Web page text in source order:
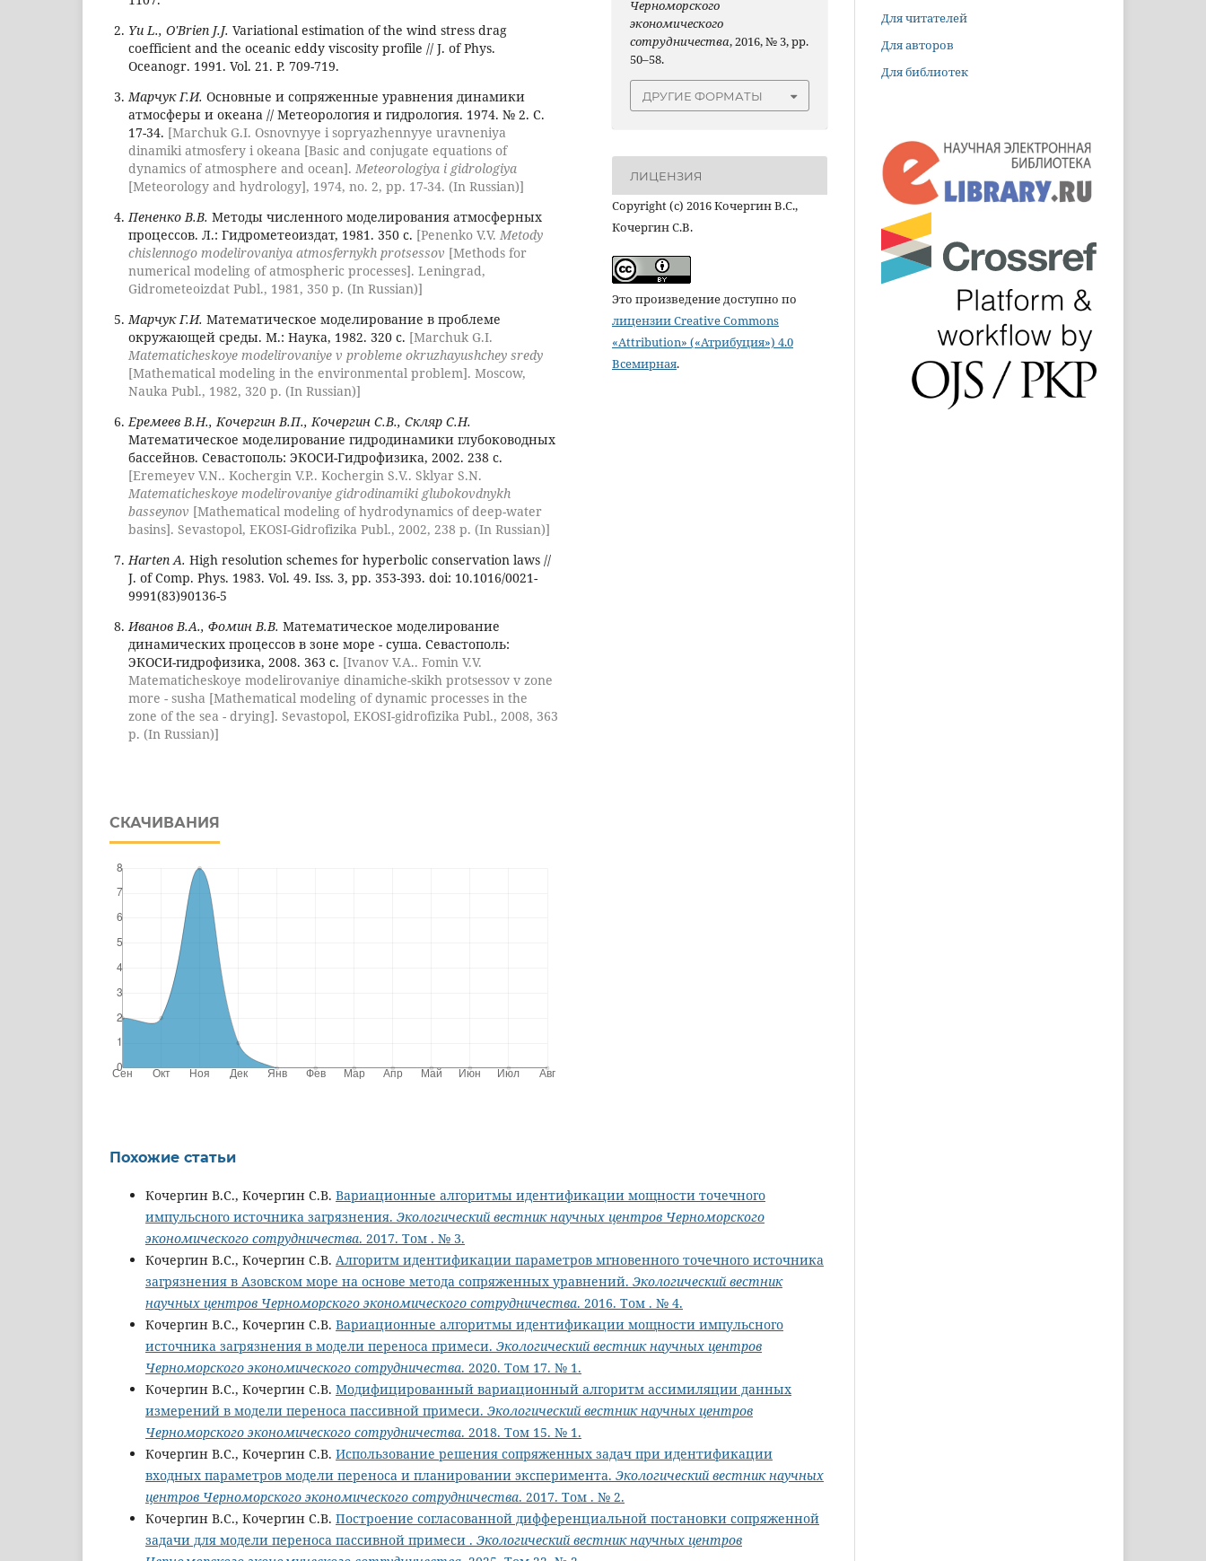
Yu L., O'Brien J.J. Variational estimation of the wind stress drag
coefficient and the oceanic eddy viscosity profile // J. of Phys.
Oceanogr. 1991. Vol. 21. P. 709-719.
Марчук Г.И. Основные и сопряженные уравнения динамики
атмосферы и океана // Метеорология и гидрология. 1974. № 2. С.
17-34. [Marchuk G.I. Osnovnyye i sopryazhennyye uravneniya
dinamiki atmosfery i okeana [Basic and conjugate equations of
dynamics of atmosphere and ocean]. Meteorologiya i gidrologiya
[Meteorology and hydrology], 1974, no. 2, pp. 17-34. (In Russian)]
Пененко В.В. Методы численного моделирования атмосферных
процессов. Л.: Гидрометеоиздат, 1981. 350 с. [Penenko V.V. Metody
chislennogo modelirovaniya atmosfernykh protsessov [Methods for
numerical modeling of atmospheric processes]. Leningrad,
Gidrometeoizdat Publ., 1981, 350 p. (In Russian)]
Марчук Г.И. Математическое моделирование в проблеме
окружающей среды. М.: Наука, 1982. 320 с. [Marchuk G.I.
Matematicheskoye modelirovaniye v probleme okruzhayushchey sredy
[Mathematical modeling in the environmental problem]. Moscow,
Nauka Publ., 1982, 320 p. (In Russian)]
Еремеев В.Н., Кочергин В.П., Кочергин С.В., Скляр С.Н.
Математическое моделирование гидродинамики глубоководных
бассейнов. Севастополь: ЭКОСИ-Гидрофизика, 2002. 238 с.
[Eremeyev V.N.. Kochergin V.P.. Kochergin S.V.. Sklyar S.N.
Matematicheskoye modelirovaniye gidrodinamiki glubokovdnykh
basseynov [Mathematical modeling of hydrodynamics of deep-water
basins]. Sevastopol, EKOSI-Gidrofizika Publ., 2002, 238 p. (In Russian)]
Harten A. High resolution schemes for hyperbolic conservation laws //
J. of Comp. Phys. 1983. Vol. 49. Iss. 3, pp. 353-393. doi: 10.1016/0021-
9991(83)90136-5
Иванов В.А., Фомин В.В. Математическое моделирование
динамических процессов в зоне море - суша. Севастополь:
ЭКОСИ-гидрофизика, 2008. 363 с. [Ivanov V.A.. Fomin V.V.
Matematicheskoye modelirovaniye dinamiche-skikh protsessov v zone
more - susha [Mathematical modeling of dynamic processes in the
zone of the sea - drying]. Sevastopol, EKOSI-gidrofizika Publ., 2008, 363
p. (In Russian)]
СКАЧИВАНИЯ
Черноморского
экономического
сотрудничества, 2016, № 3, pp.
50–58.
ДРУГИЕ ФОРМАТЫ
ЛИЦЕНЗИЯ
Copyright (c) 2016 Кочергин В.С.,
Кочергин С.В.
Это произведение доступно по
лицензии Creative Commons
«Attribution» («Атрибуция») 4.0
Всемирная.
Похожие статьи
Кочергин В.С., Кочергин С.В. Вариационные алгоритмы идентификации мощности точечного
импульсного источника загрязнения. Экологический вестник научных центров Черноморского
экономического сотрудничества. 2017. Том . № 3.
Кочергин В.С., Кочергин С.В. Алгоритм идентификации параметров мгновенного точечного источника
загрязнения в Азовском море на основе метода сопряженных уравнений. Экологический вестник
научных центров Черноморского экономического сотрудничества. 2016. Том . № 4.
Кочергин В.С., Кочергин С.В. Вариационные алгоритмы идентификации мощности импульсного
источника загрязнения в модели переноса примеси. Экологический вестник научных центров
Черноморского экономического сотрудничества. 2020. Том 17. № 1.
Кочергин В.С., Кочергин С.В. Модифицированный вариационный алгоритм ассимиляции данных
измерений в модели переноса пассивной примеси. Экологический вестник научных центров
Черноморского экономического сотрудничества. 2018. Том 15. № 1.
Кочергин В.С., Кочергин С.В. Использование решения сопряженных задач при идентификации
входных параметров модели переноса и планировании эксперимента. Экологический вестник научных
центров Черноморского экономического сотрудничества. 2017. Том . № 2.
Кочергин В.С., Кочергин С.В. Построение согласованной дифференциальной постановки сопряженной
задачи для модели переноса пассивной примеси . Экологический вестник научных центров
Для читателей
Для авторов
Для библиотек